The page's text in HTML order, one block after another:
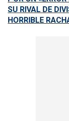
SU RIVAL DE
HORRIBLE